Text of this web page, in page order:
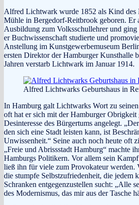
Alfred Lichtwark wurde 1852 als Kind des
Mühle in Bergedorf-Reitbrook geboren. Er
Ausbildung zum Volksschullehrer und
er Buchwissenschaft studierte und
Anstellung im Kunstgewerbemuseum
ersten Direktor der Hamburger Kunsthalle
Jahren verstarb Lichtwark im Januar 1914.
Alfred Lichtwarks Geburtshaus in
In Hamburg galt Lichtwarks Wort zu
oft hat er sich mit der Hamburger Obrigkeit
Desinteresse des Bürgertums angelegt.
den sich eine Stadt leisten kann, ist
Unwissenheit.“ Seine auch noch heute oft
„Freie und Abrissstadt Hamburg“ machte
Hamburgs Politikern. Vor allem sein
ließ ihn für viele zum Provokateur werden.
die stumpfe Selbstzufriedenheit, die jedem
Schranken entgegenzustellen sucht: „Alle
des Modernismus, das mir aus der Tasche